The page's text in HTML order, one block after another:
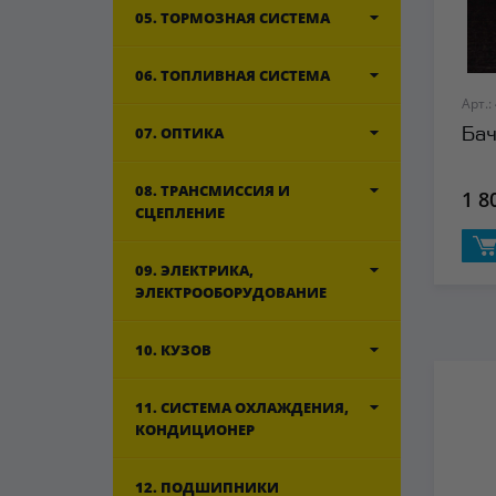
05. ТОРМОЗНАЯ СИСТЕМА
06. ТОПЛИВНАЯ СИСТЕМА
07. ОПТИКА
08. ТРАНСМИССИЯ И
СЦЕПЛЕНИЕ
09. ЭЛЕКТРИКА,
ЭЛЕКТРООБОРУДОВАНИЕ
10. КУЗОВ
11. СИСТЕМА ОХЛАЖДЕНИЯ,
КОНДИЦИОНЕР
12. ПОДШИПНИКИ
Арт.:
1